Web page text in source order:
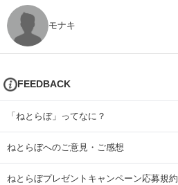
モナキ
FEEDBACK
「ねとらぼ」ってなに？
ねとらぼへのご意見・ご感想
ねとらぼプレゼントキャンペーン応募規約